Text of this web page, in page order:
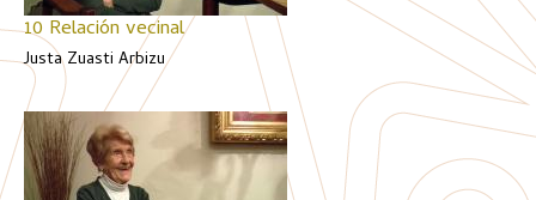
10 Relación vecinal
Justa Zuasti Arbizu